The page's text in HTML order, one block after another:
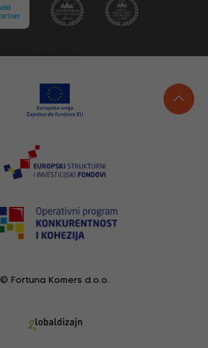
© Fortuna Komers d.o.o.